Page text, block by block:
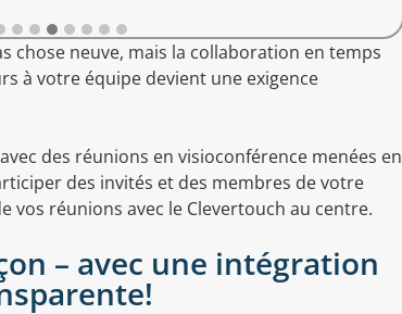
chose neuve, mais la collaboration en temps
à votre équipe devient une exigence
des réunions en visioconférence menées en
des invités et des membres de votre
vos réunions avec le Clevertouch au centre.
– avec une intégration